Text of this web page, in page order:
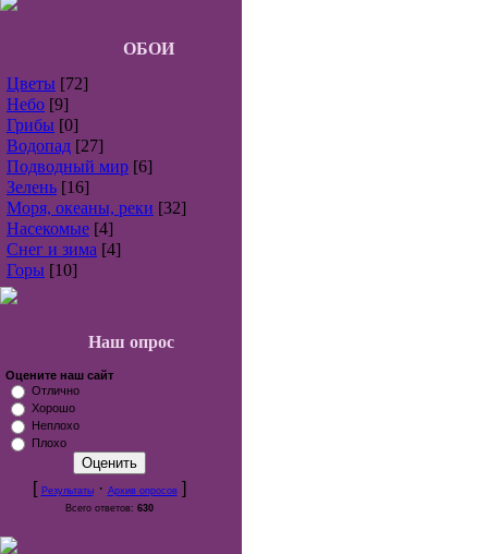
ОБОИ
Цветы [72]
Небо [9]
Грибы [0]
Водопад [27]
Подводный мир [6]
Зелень [16]
Моря, океаны, реки [32]
Насекомые [4]
Снег и зима [4]
Горы [10]
Наш опрос
Оцените наш сайт
Отлично
Хорошо
Неплохо
Плохо
[ Результаты· Архив опросов]
Всего ответов: 630